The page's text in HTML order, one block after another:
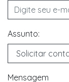
Assunto:
Mensagem